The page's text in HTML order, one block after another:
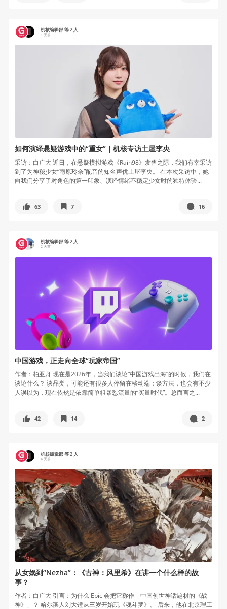
机核编辑部 等 2 人
1 天前
如何演绎悬疑游戏中的“重女”｜机核专访土屋李央
采访：白广大 近日，在悬疑模拟游戏《Rain98》发售之际，我们有幸采访
到了为神秘少女“雨原玲奈”配音的知名声优土屋李央。 在本次采访中，她
向我们分享了对角色的第一印象、演绎情绪不稳定少女时的独特体验...
63 7 16
机核编辑部 等 2 人
2 天前
中国游戏，正走向全球“玩家帝国”
作者：柏亚舟 现在是2026年，当我们谈论“中国游戏出海”的时候，我们在
谈论什么？ 谈品类，可能还有很多人停留在移动端；谈方法，也会有不少
人误以为，现在依然是依靠简单粗暴怼流量的“买量时代”。总而言之...
42 14 2
机核编辑部 等 2 人
4 天前
从女娲到“Nezha”：《古神：风里希》在讲一个什么样的故
事？
作者：白广大 引言：为什么 Epic 会把它称作「中国创世神话题材的《战
神》」？ 哈尔滨人刘大锤从三岁开始玩《魂斗罗》。 后来，他在北京理工